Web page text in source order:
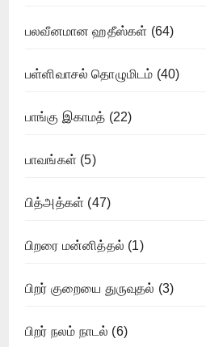
பலவீனமான ஹதீஸ்கள் (64)
பள்ளிவாசல் தொழுமிடம் (40)
பாங்கு இகாமத் (22)
பாவங்கள் (5)
பித்அத்கள் (47)
பிறரை மன்னித்தல் (1)
பிறர் குறையை துருவுதல் (3)
பிறர் நலம் நாடல் (6)